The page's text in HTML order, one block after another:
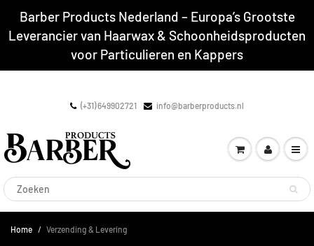
Barber Products Nederland – Europa’s Grootste
Leverancier van Haarwax & Schoonheidsproducten
voor Particulieren en Kappers
(+31) 649902721 info@barberproducts.nl
Home Verzending & Levering